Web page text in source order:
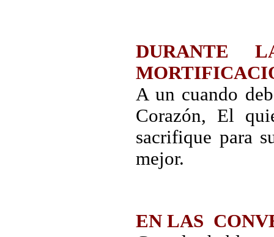
DURANTE
A un cuando
Corazón, El
sacrifique para
mejor.
EN LAS